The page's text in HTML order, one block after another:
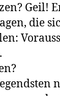
Geil!
die